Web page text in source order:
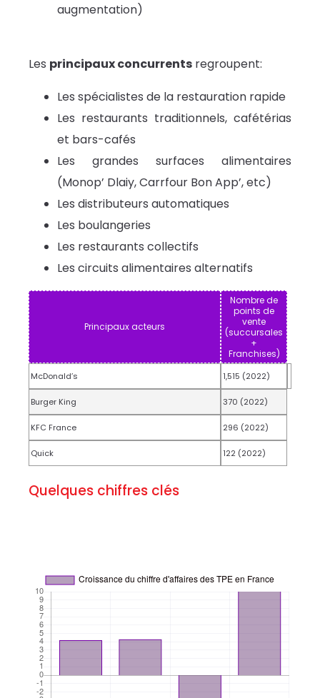
augmentation)
Les principaux concurrents regroupent:
Les spécialistes de la restauration rapide
Les restaurants traditionnels, cafétérias
et bars-cafés
Les grandes surfaces alimentaires
(Monop’ Dlaiy, Carrfour Bon App’, etc)
Les distributeurs automatiques
Les boulangeries
Les restaurants collectifs
Les circuits alimentaires alternatifs
Principaux acteurs
Nombre de
points de
vente
(succursales
+
Franchises)
McDonald’s 1,515 (2022)
Burger King 370 (2022)
KFC France 296 (2022)
Quick 122 (2022)
Quelques chiffres clés